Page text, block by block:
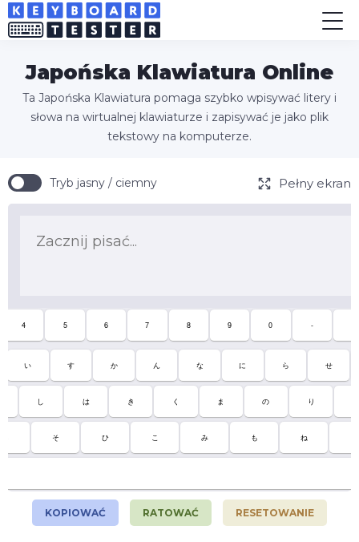
Japońska Klawiatura Online
Ta Japońska Klawiatura pomaga szybko wpisywać litery i
słowa na wirtualnej klawiaturze i zapisywać je jako plik
tekstowy na komputerze.
Tryb jasny / ciemny Pełny ekran
4 5 6 7 8 9 0 -
い す か ん な に ら せ
し は き く ま の り
そ ひ こ み も ね
KOPIOWAĆ RATOWAĆ RESETOWANIE